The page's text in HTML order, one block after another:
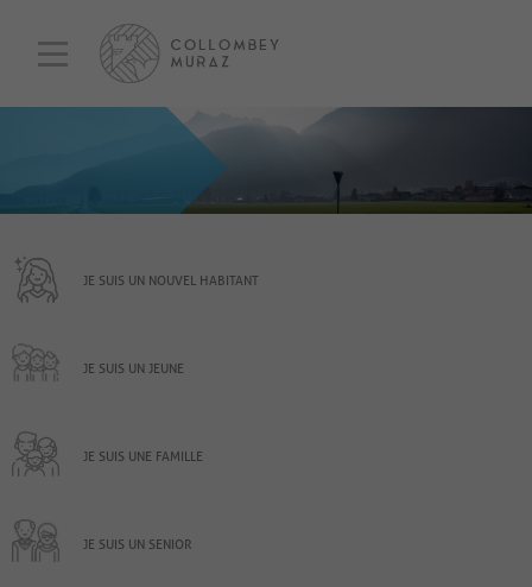
JE SUIS UN NOUVEL HABITANT
JE SUIS UN JEUNE
JE SUIS UNE FAMILLE
JE SUIS UN SENIOR